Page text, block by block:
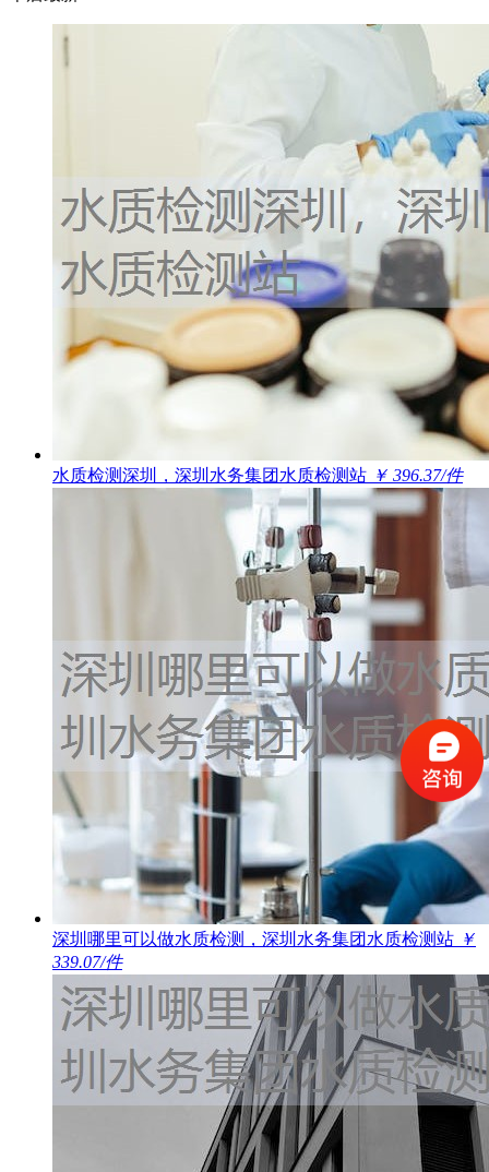
水质检测深圳，深圳水务集团水质检测站 ￥ 396.37/件
深圳哪里可以做水质检测，深圳水务集团水质检测站 ￥
339.07/件